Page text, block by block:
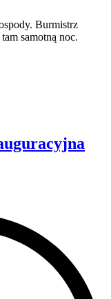
Burmistrz
samotną noc.